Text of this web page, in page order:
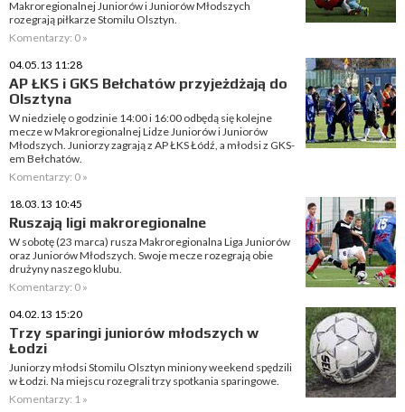
Makroregionalnej Juniorów i Juniorów Młodszych
rozegrają piłkarze Stomilu Olsztyn.
Komentarzy: 0 »
04.05.13 11:28
AP ŁKS i GKS Bełchatów przyjeżdżają do
Olsztyna
W niedzielę o godzinie 14:00 i 16:00 odbędą się kolejne
mecze w Makroregionalnej Lidze Juniorów i Juniorów
Młodszych. Juniorzy zagrają z AP ŁKS Łódź, a młodsi z GKS-
em Bełchatów.
Komentarzy: 0 »
18.03.13 10:45
Ruszają ligi makroregionalne
W sobotę (23 marca) rusza Makroregionalna Liga Juniorów
oraz Juniorów Młodszych. Swoje mecze rozegrają obie
drużyny naszego klubu.
Komentarzy: 0 »
04.02.13 15:20
Trzy sparingi juniorów młodszych w
Łodzi
Juniorzy młodsi Stomilu Olsztyn miniony weekend spędzili
w Łodzi. Na miejscu rozegrali trzy spotkania sparingowe.
Komentarzy: 1 »